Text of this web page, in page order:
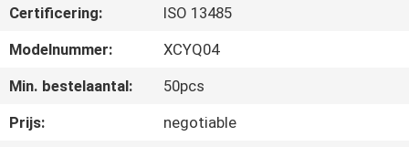
FABRIEKSREIS
KWALITEITSCONTROLE
Certificering:
ISO 13485
Modelnummer:
XCYQ04
Min. bestelaantal:
50pcs
Prijs:
negotiable